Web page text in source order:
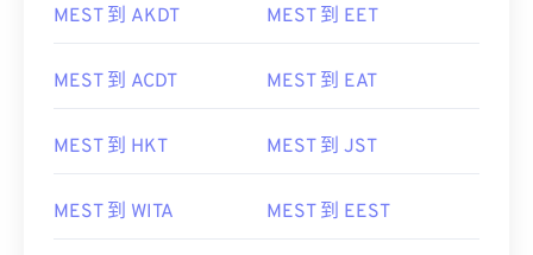
MEST 到 AKDT MEST 到 EET
MEST 到 ACDT MEST 到 EAT
MEST 到 HKT MEST 到 JST
MEST 到 WITA MEST 到 EEST